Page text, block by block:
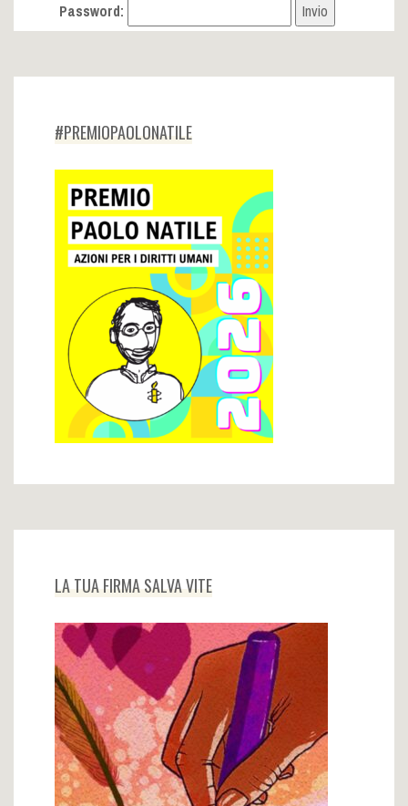
Password:
#PREMIOPAOLONATILE
LA TUA FIRMA SALVA VITE